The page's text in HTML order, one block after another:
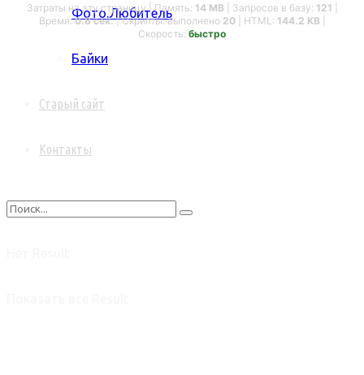
Фото.Любитель
Байки
Старый сайт
Контакты
Затраты на эту страницу | Память: 14 MB | Запросов в базу: 121
Время:0.8 сек.| Скрипты: выполнено 20| HTML: 144.2 KB
Скорость: быстро